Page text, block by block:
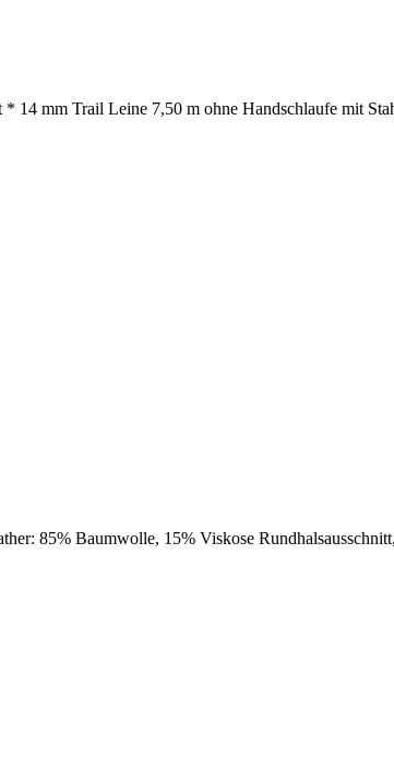
14 mm Trail Leine 7,50 m ohne Handschlaufe mit
85% Baumwolle, 15% Viskose